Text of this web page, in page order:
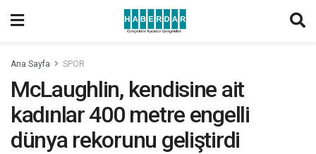
Ana Sayfa SPOR
McLaughlin, kendisine ait
kadınlar 400 metre engelli
dünya rekorunu geliştirdi